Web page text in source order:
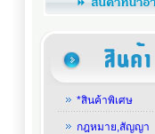
*สินค้าพิเศษ
กฎหมาย,สัญญา